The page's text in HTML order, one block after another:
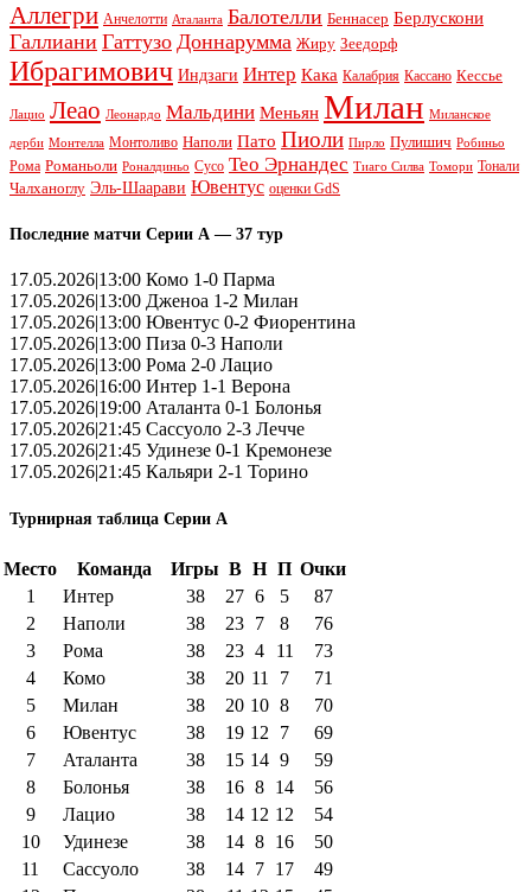
Аллегри Анчелотти Аталанта Балотелли Беннасер Берлускони
Галлиани Гаттузо Доннарумма Жиру Зеедорф
Ибрагимович Индзаги Интер Кака Калабрия Кассано Кессье
Лацио Леао Леонардо Мальдини Меньян Милан Миланское
дерби Монтелла Монтоливо Наполи Пато Пиоли Пирло Пулишич Робиньо
Рома Романьоли Роналдиньо Сусо Тео Эрнандес Тиаго Силва Томори Тонали
Чалханоглу Эль-Шаарави Ювентус оценки GdS
Последние матчи Серии А — 37 тур
17.05.2026|13:00 Комо 1-0 Парма
17.05.2026|13:00 Дженоа 1-2 Милан
17.05.2026|13:00 Ювентус 0-2 Фиорентина
17.05.2026|13:00 Пиза 0-3 Наполи
17.05.2026|13:00 Рома 2-0 Лацио
17.05.2026|16:00 Интер 1-1 Верона
17.05.2026|19:00 Аталанта 0-1 Болонья
17.05.2026|21:45 Сассуоло 2-3 Лечче
17.05.2026|21:45 Удинезе 0-1 Кремонезе
17.05.2026|21:45 Кальяри 2-1 Торино
Турнирная таблица Серии А
Место Команда Игры В Н П Очки
1
Интер 38 27 6 5
87
2
Наполи 38 23 7 8
76
3
Рома 38 23 4 11
73
4
Комо 38 20 11 7
71
5
Милан 38 20 10 8
70
6
Ювентус 38 19 12 7
69
7
Аталанта 38 15 14 9
59
8
Болонья 38 16 8 14
56
9
Лацио 38 14 12 12
54
10
Удинезе 38 14 8 16
50
11
Сассуоло 38 14 7 17
49